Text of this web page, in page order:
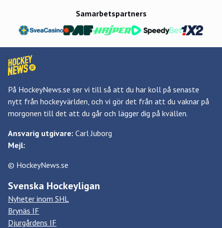
Samarbetspartners
På HockeyNews.se ser vi till så att du har koll på senaste
nytt från hockeyvärlden, och vi gör det från att du vaknar på
morgonen till det att du går och lägger dig på kvällen.
Ansvarig utgivare: Carl Juborg
Mejl:
© HockeyNews.se
Svenska Hockeyligan
Nyheter inom SHL
Brynäs IF
Djurgårdens IF